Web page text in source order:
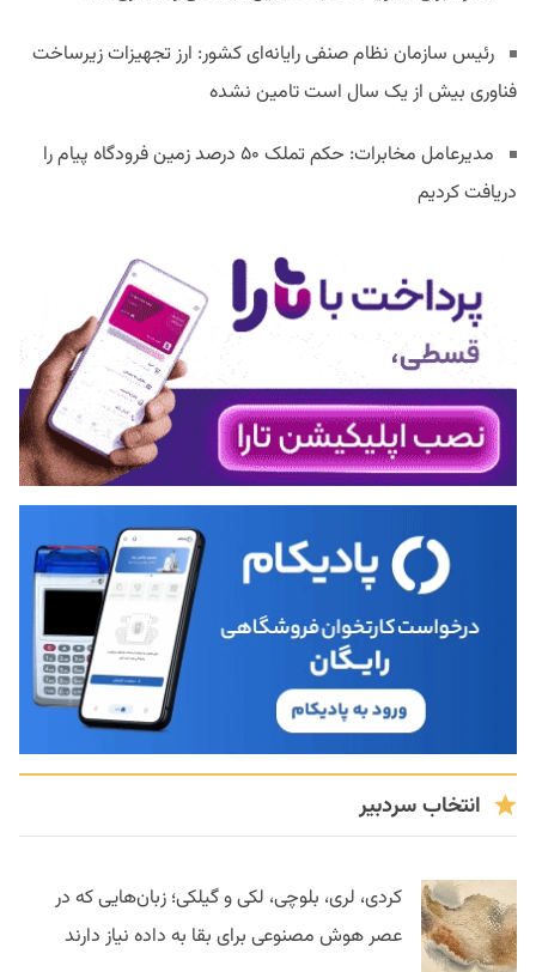
رئیس سازمان نظام صنفی رایانه‌ای کشور: ارز تجهیزات زیرساخت
فناوری بیش از یک سال است تامین نشده
مدیرعامل مخابرات: حکم تملک ۵۰ درصد زمین فرودگاه پیام را
دریافت کردیم
انتخاب سردبیر
کردی، لری، بلوچی، لکی و گیلکی؛ زبان‌هایی که در
عصر هوش مصنوعی برای بقا به داده نیاز دارند